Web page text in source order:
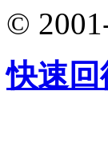
©
快速回